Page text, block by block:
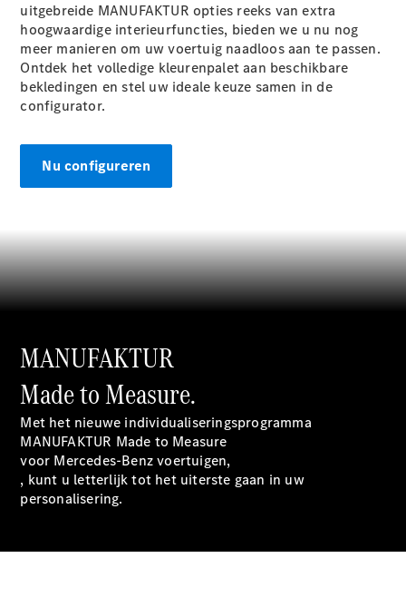
GLS
Nieuw
Mercedes-
Maybach
GLS
Mercedes-
Maybach
G-Klasse
Terreinwagen
Elektrisch
Configurator
Mercedes-
Benz Online
Showroom
Alle Breaks
CLA
Shooting
Elektrisch
Shooting
uitgebreide MANUFAKTURopties reeks van extra
hoogwaardige interieurfuncties, bieden we u nu nog
meer manieren om uw voertuig naadloos aan te passen.
Ontdek het volledige kleurenpalet aan beschikbare
bekledingen en stel uw ideale keuze samen in de
configurator.
Nu configureren
MANUFAKTUR
Made to Measure.
Met het nieuwe individualiseringsprogramma
MANUFAKTUR Made to Measure
voor Mercedes-Benz voertuigen,
, kunt u letterlijk tot het uiterste gaan in uw
personalisering.